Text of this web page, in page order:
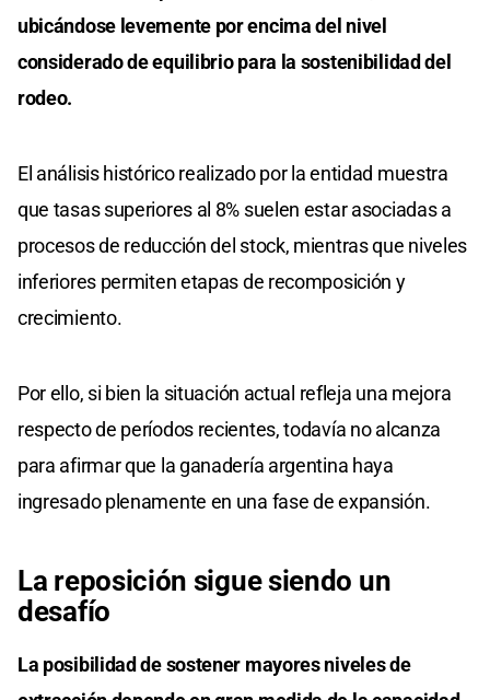
ubicándose levemente por encima del nivel
considerado de equilibrio para la sostenibilidad del
rodeo.
El análisis histórico realizado por la entidad muestra
que tasas superiores al 8% suelen estar asociadas a
procesos de reducción del stock, mientras que niveles
inferiores permiten etapas de recomposición y
crecimiento.
Por ello, si bien la situación actual refleja una mejora
respecto de períodos recientes, todavía no alcanza
para afirmar que la ganadería argentina haya
ingresado plenamente en una fase de expansión.
La reposición sigue siendo un
desafío
La posibilidad de sostener mayores niveles de